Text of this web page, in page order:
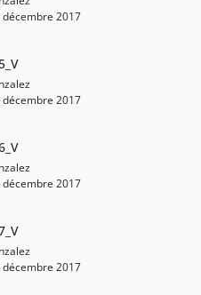
2017
2017
2017
2017